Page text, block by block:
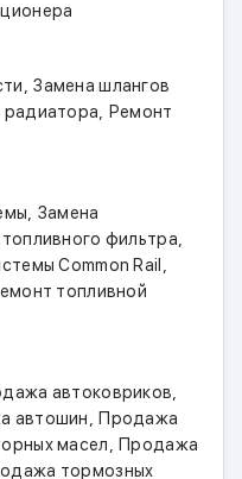
,Замена шлангов
радиатора, Ремонт
, Замена
фильтра,
Common Rail ,
топливной
автоковриков,
автошин,Продажа
масел,Продажа
тормозных